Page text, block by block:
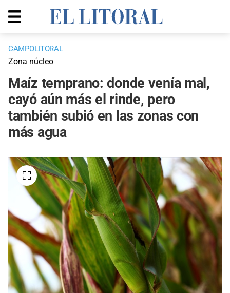
CAMPOLITORAL
Zona núcleo
Maíz temprano: donde venía mal,
cayó aún más el rinde, pero
también subió en las zonas con
más agua